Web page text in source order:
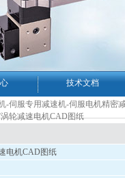
技术文档
-伺服专用减速机-伺服电机精密
轮减速电机CAD图纸
电机CAD图纸